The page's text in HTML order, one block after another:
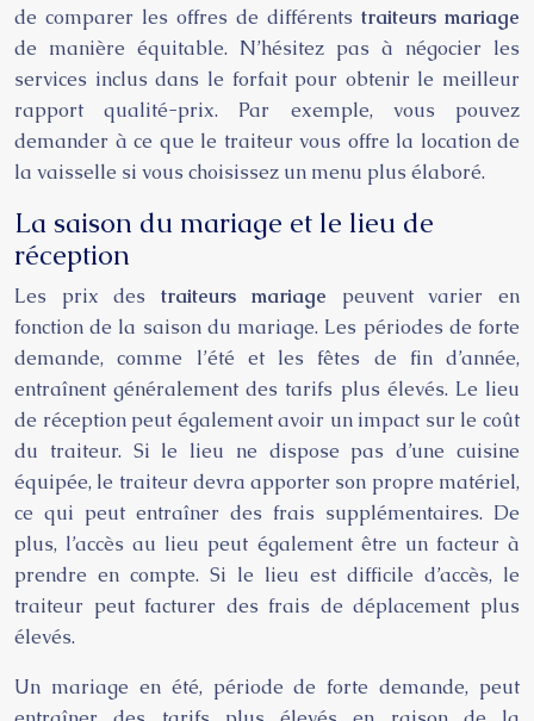
de comparer les offres de différents traiteurs mariage
de manière équitable. N’hésitez pas à négocier les
services inclus dans le forfait pour obtenir le meilleur
rapport qualité-prix. Par exemple, vous pouvez
demander à ce que le traiteur vous offre la location de
la vaisselle si vous choisissez un menu plus élaboré.
La saison du mariage et le lieu de
réception
Les prix destraiteurs mariage peuvent varier en
fonction de la saison du mariage. Les périodes de forte
demande, comme l’été et les fêtes de fin d’année,
entraînent généralement des tarifs plus élevés. Le lieu
de réception peut également avoir un impact sur le coût
du traiteur. Si le lieu ne dispose pas d’une cuisine
équipée, le traiteur devra apporter son propre matériel,
ce qui peut entraîner des frais supplémentaires. De
plus, l’accès au lieu peut également être un facteur à
prendre en compte. Si le lieu est difficile d’accès, le
traiteur peut facturer des frais de déplacement plus
élevés.
Un mariage en été, période de forte demande, peut